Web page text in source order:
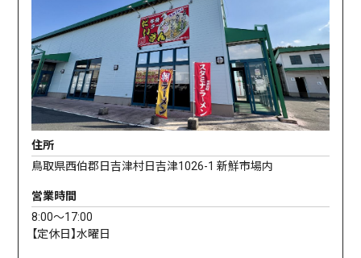
住所
鳥取県西伯郡日吉津村日吉津1026-1 新鮮市場内
営業時間
8:00〜17:00
【定休日】水曜日